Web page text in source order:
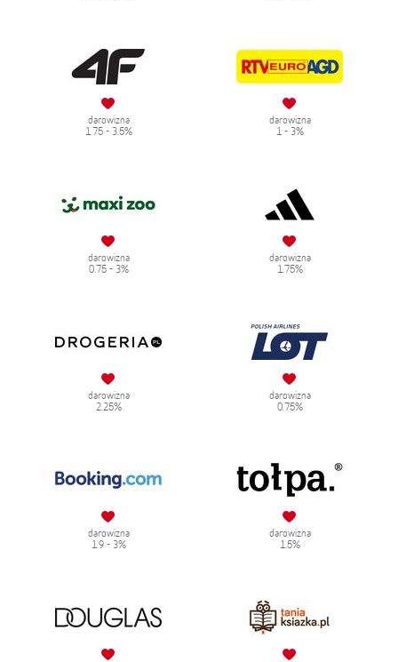
darowizna
1.75 - 3.5%
darowizna
1 - 3%
darowizna
0.75 - 3%
darowizna
1.75%
darowizna
2.25%
darowizna
0.75%
darowizna
1.9 - 3%
darowizna
1.5%